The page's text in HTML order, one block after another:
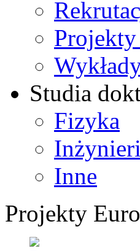
Projekty
Studia
Fizyka
Inne
Projekty